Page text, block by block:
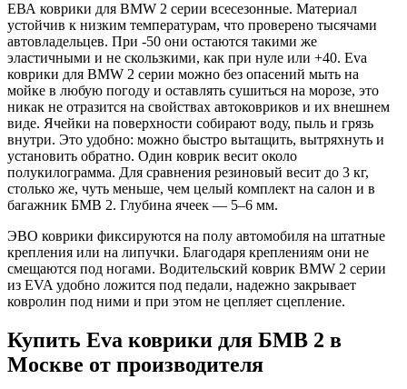
ЕВА коврики для BMW 2 серии всесезонные. Материал
устойчив к низким температурам, что проверено тысячами
автовладельцев. При -50 они остаются такими же
эластичными и не скользкими, как при нуле или +40. Eva
коврики для BMW 2 серии можно без опасений мыть на
мойке в любую погоду и оставлять сушиться на морозе, это
никак не отразится на свойствах автоковриков и их внешнем
виде. Ячейки на поверхности собирают воду, пыль и грязь
внутри. Это удобно: можно быстро вытащить, вытряхнуть и
установить обратно. Один коврик весит около
полукилограмма. Для сравнения резиновый весит до 3 кг,
столько же, чуть меньше, чем целый комплект на салон и в
багажник БМВ 2. Глубина ячеек — 5–6 мм.
ЭВО коврики фиксируются на полу автомобиля на штатные
крепления или на липучки. Благодаря креплениям они не
смещаются под ногами. Водительский коврик BMW 2 серии
из EVA удобно ложится под педали, надежно закрывает
ковролин под ними и при этом не цепляет сцепление.
Купить Eva коврики для БМВ 2 в
Москве от производителя